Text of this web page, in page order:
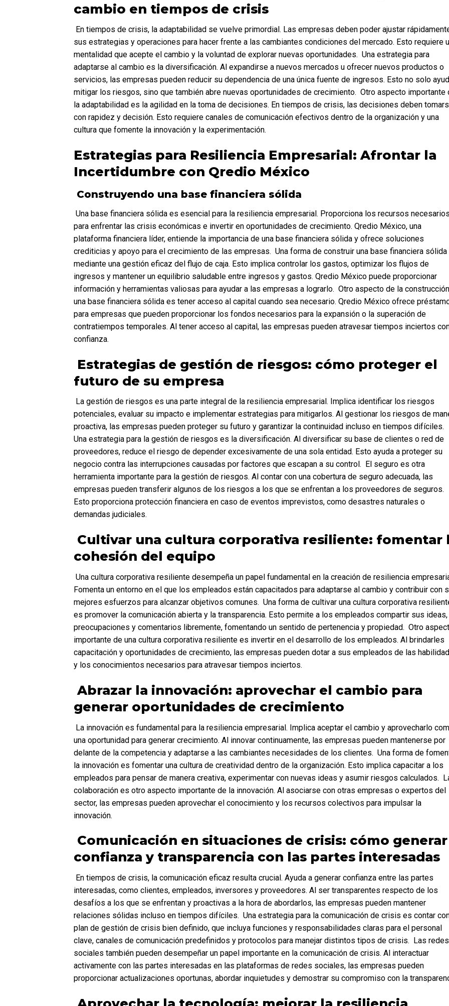
cambio en tiempos de crisis
sus estrategias y operaciones para hacer frente a las cambiantes condiciones del mercado. Esto requiere
mentalidad que acepte el cambio y la voluntad de explorar nuevas oportunidades.  Una estrategia para
adaptarse al cambio es la diversificación. Al expandirse a nuevos mercados u ofrecer nuevos productos o
servicios, las empresas pueden reducir su dependencia de una única fuente de ingresos. Esto no solo
mitigar los riesgos, sino que también abre nuevas oportunidades de crecimiento.  Otro aspecto importante
la adaptabilidad es la agilidad en la toma de decisiones. En tiempos de crisis, las decisiones deben
con rapidez y decisión. Esto requiere canales de comunicación efectivos dentro de la organización y una
cultura que fomente la innovación y la experimentación.
Estrategias para Resiliencia Empresarial: Afrontar la
Incertidumbre con Qredio México
Construyendo una base financiera sólida
para enfrentar las crisis económicas e invertir en oportunidades de crecimiento. Qredio México, una
plataforma financiera líder, entiende la importancia de una base financiera sólida y ofrece soluciones
crediticias y apoyo para el crecimiento de las empresas.  Una forma de construir una base financiera
mediante una gestión eficaz del flujo de caja. Esto implica controlar los gastos, optimizar los flujos de
ingresos y mantener un equilibrio saludable entre ingresos y gastos. Qredio México puede proporcionar
información y herramientas valiosas para ayudar a las empresas a lograrlo.  Otro aspecto de la
una base financiera sólida es tener acceso al capital cuando sea necesario. Qredio México ofrece
para empresas que pueden proporcionar los fondos necesarios para la expansión o la superación de
contratiempos temporales. Al tener acceso al capital, las empresas pueden atravesar tiempos inciertos
confianza.
futuro de su empresa
potenciales, evaluar su impacto e implementar estrategias para mitigarlos. Al gestionar los riesgos de
proactiva, las empresas pueden proteger su futuro y garantizar la continuidad incluso en tiempos difíciles.
Una estrategia para la gestión de riesgos es la diversificación. Al diversificar su base de clientes o red de
proveedores, reduce el riesgo de depender excesivamente de una sola entidad. Esto ayuda a proteger su
negocio contra las interrupciones causadas por factores que escapan a su control.  El seguro es otra
herramienta importante para la gestión de riesgos. Al contar con una cobertura de seguro adecuada, las
empresas pueden transferir algunos de los riesgos a los que se enfrentan a los proveedores de seguros.
Esto proporciona protección financiera en caso de eventos imprevistos, como desastres naturales o
demandas judiciales.
cohesión del equipo
Fomenta un entorno en el que los empleados están capacitados para adaptarse al cambio y contribuir con
mejores esfuerzos para alcanzar objetivos comunes.  Una forma de cultivar una cultura corporativa
es promover la comunicación abierta y la transparencia. Esto permite a los empleados compartir sus ideas,
preocupaciones y comentarios libremente, fomentando un sentido de pertenencia y propiedad.  Otro
importante de una cultura corporativa resiliente es invertir en el desarrollo de los empleados. Al brindarles
capacitación y oportunidades de crecimiento, las empresas pueden dotar a sus empleados de las
y los conocimientos necesarios para atravesar tiempos inciertos.
generar oportunidades de crecimiento
una oportunidad para generar crecimiento. Al innovar continuamente, las empresas pueden mantenerse por
delante de la competencia y adaptarse a las cambiantes necesidades de los clientes.  Una forma de
la innovación es fomentar una cultura de creatividad dentro de la organización. Esto implica capacitar a los
empleados para pensar de manera creativa, experimentar con nuevas ideas y asumir riesgos calculados.
colaboración es otro aspecto importante de la innovación. Al asociarse con otras empresas o expertos del
sector, las empresas pueden aprovechar el conocimiento y los recursos colectivos para impulsar la
innovación.
confianza y transparencia con las partes interesadas
interesadas, como clientes, empleados, inversores y proveedores. Al ser transparentes respecto de los
desafíos a los que se enfrentan y proactivas a la hora de abordarlos, las empresas pueden mantener
relaciones sólidas incluso en tiempos difíciles.  Una estrategia para la comunicación de crisis es contar
plan de gestión de crisis bien definido, que incluya funciones y responsabilidades claras para el personal
clave, canales de comunicación predefinidos y protocolos para manejar distintos tipos de crisis.  Las redes
sociales también pueden desempeñar un papel importante en la comunicación de crisis. Al interactuar
activamente con las partes interesadas en las plataformas de redes sociales, las empresas pueden
proporcionar actualizaciones oportunas, abordar inquietudes y demostrar su compromiso con la